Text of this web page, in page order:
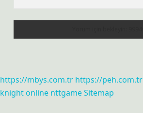
https://mbys.com.tr https://peh.com.tr
knight online nttgameSitemap